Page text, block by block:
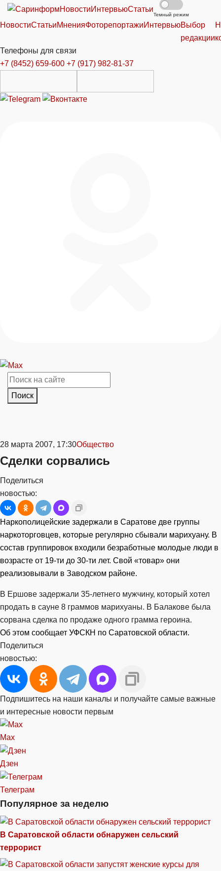
НовостиИнтервьюСтатьи
Темный режим
НовостиСтатьиМненияФоторепортажиИнтервьюВыбор
редакции
Телефоны для связи
+7 (8452) 659-600 +7 (917) 982-81-37
Поиск
28 марта 2007, 17:30Общество
Сделки сорвались
Поделиться
новостью:
Наркополицейские задержали в Саратове две группы
наркоторговцев, которые регулярно сбывали марихуану. В
состав группировок входили безработные молодые люди в
возрасте от 19-ти до 30-ти лет. Свой «товар» они
реализовывали в Заводском районе.
В Ершове задержали 35-летнего мужчину, который хотел
продать в сауне 8 граммов марихуаны. В Балакове была
сорвана сделка по продаже одного грамма героина.
Об этом сообщает УФСКН по Саратовской области.
Поделиться
новостью:
Подпишитесь на наши каналы и получайте самые важные
и интересные новости первым
Max
Дзен
Телеграм
Популярное за неделю
В Саратовской области обнаружен сельский
террорист